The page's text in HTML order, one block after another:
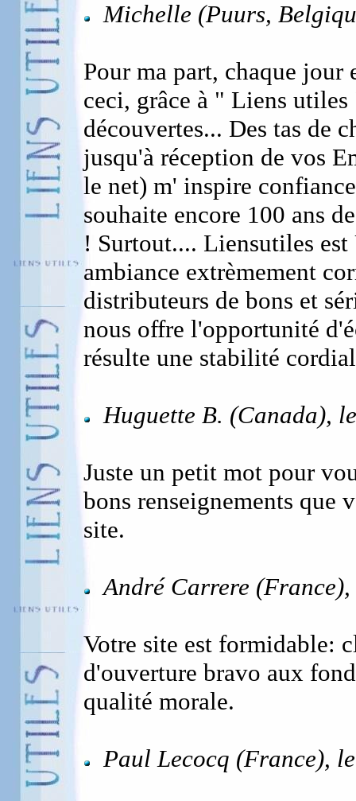
Michelle (Puurs,
Pour ma part, chaque jour
ceci, grâce à " Liens
découvertes... Des tas de
jusqu'à réception de vos
le net) m' inspire
souhaite encore 100 ans
! Surtout.... Liensutiles
ambiance extrèmement
distributeurs de bons et
nous offre l'opportunité
résulte une stabilité
Huguette B. (Canada),
Juste un petit mot pour
bons renseignements que
site.
André Carrere
Votre site est formidable:
d'ouverture bravo aux
qualité morale.
Paul Lecocq (France),